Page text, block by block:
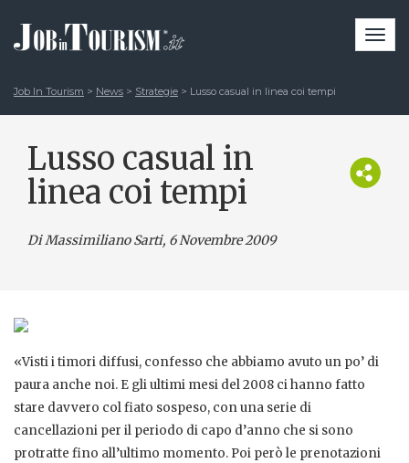
Job In Tourism > News > Strategie > Lusso casual in linea coi tempi
Lusso casual in
linea coi tempi
Di Massimiliano Sarti, 6 Novembre 2009
«Visti i timori diffusi, confesso che abbiamo avuto un po’ di
paura anche noi. E gli ultimi mesi del 2008 ci hanno fatto
stare davvero col fiato sospeso, con una serie di
cancellazioni per il periodo di capo d’anno che si sono
protratte fino all’ultimo momento. Poi però le prenotazioni